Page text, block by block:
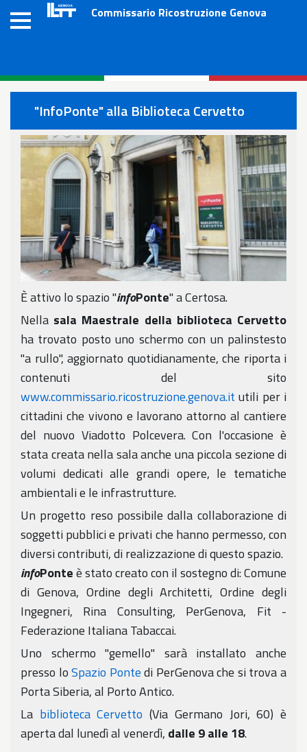
Salta
Commissario Ricostruzione Genova
"InfoPonte" alla Biblioteca Cervetto
È attivo lo spazio "infoPonte" a Certosa.
Nella sala Maestrale della biblioteca Cervetto
ha trovato posto uno schermo con un palinstesto
"a rullo", aggiornato quotidianamente, che riporta i
contenuti del sito
www.commissario.ricostruzione.genova.it utili per i
cittadini che vivono e lavorano attorno al cantiere
del nuovo Viadotto Polcevera. Con l'occasione è
stata creata nella sala anche una piccola sezione di
volumi dedicati alle grandi opere, le tematiche
ambientali e le infrastrutture.
Un progetto reso possibile dalla collaborazione di
soggetti pubblici e privati che hanno permesso, con
diversi contributi, di realizzazione di questo spazio.
infoPonteè stato creato con il sostegno di: Comune
di Genova, Ordine degli Architetti, Ordine degli
Ingegneri, Rina Consulting, PerGenova, Fit -
Federazione Italiana Tabaccai.
Uno schermo "gemello" sarà installato anche
presso loSpazio Pontedi PerGenova che si trova a
Porta Siberia, al Porto Antico.
La biblioteca Cervetto (Via Germano Jori, 60) è
aperta dal lunedì al venerdì, dalle 9 alle 18.